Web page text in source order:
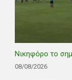
Νικηφόρο το
08/08/2026